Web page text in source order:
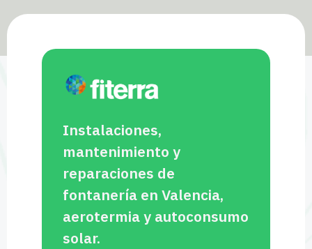
Instalaciones,
mantenimiento y
reparaciones de
fontanería en Valencia,
aerotermia y autoconsumo
solar.